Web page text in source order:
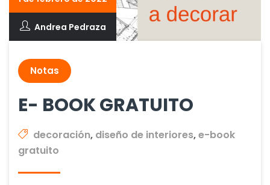
Andrea Pedraza
Notas
E- BOOK GRATUITO
decoración, diseño de interiores,e-book
gratuito